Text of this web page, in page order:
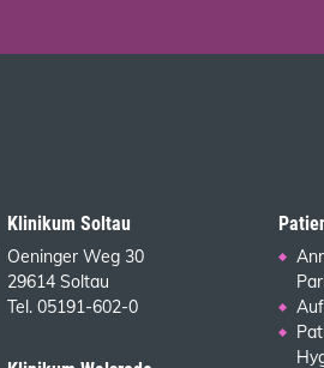
Klinikum Soltau
Oeninger Weg 30
29614 Soltau
Tel. 05191-602-0